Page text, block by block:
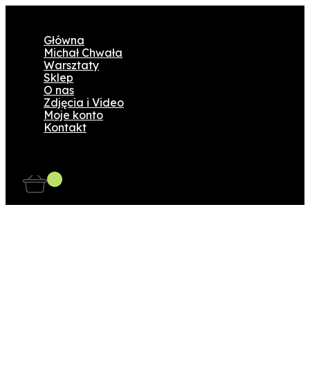
Główna
Michał Chwała
Warsztaty
Sklep
O nas
Zdjęcia i Video
Moje konto
Kontakt